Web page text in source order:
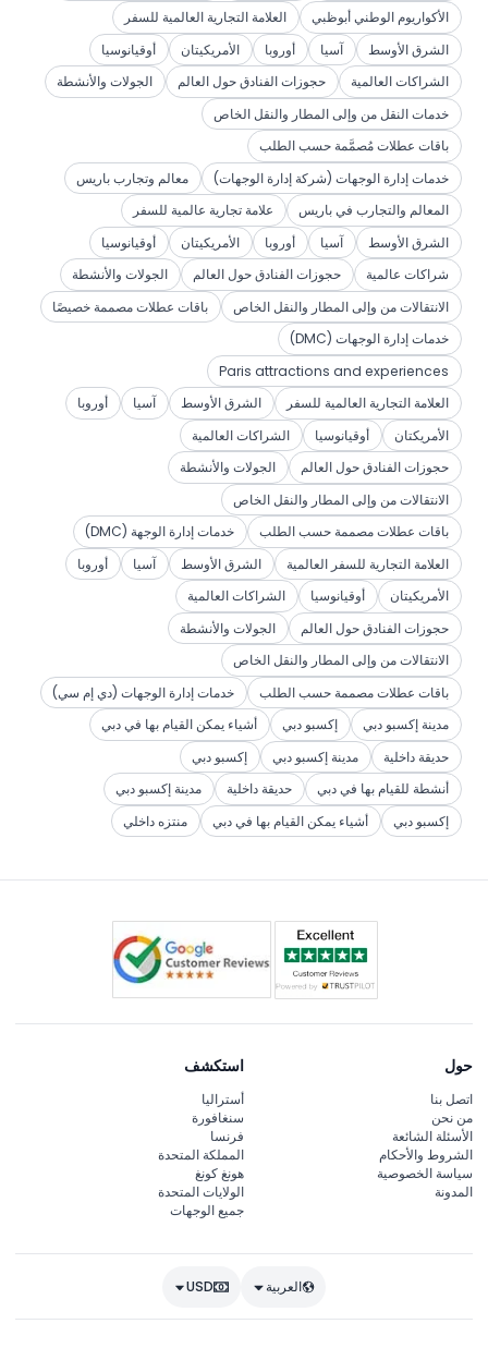
الأكواريوم الوطني أبوظبي
العلامة التجارية العالمية للسفر
الشرق الأوسط
آسيا أوروبا الأمريكيتان
أوقيانوسيا
الشراكات العالمية
حجوزات الفنادق حول العالم
الجولات والأنشطة
خدمات النقل من وإلى المطار والنقل الخاص
باقات عطلات مُصمَّمة حسب الطلب
خدمات إدارة الوجهات (شركة إدارة الوجهات)
معالم وتجارب باريس
المعالم والتجارب في باريس
علامة تجارية عالمية للسفر
الشرق الأوسط
آسيا أوروبا الأمريكيتان
أوقيانوسيا
شراكات عالمية
حجوزات الفنادق حول العالم
الجولات والأنشطة
الانتقالات من وإلى المطار والنقل الخاص
باقات عطلات مصممة خصيصًا
خدمات إدارة الوجهات (DMC)
Paris attractions and experiences
العلامة التجارية العالمية للسفر
الشرق الأوسط آسيا
أوروبا
الأمريكتان
أوقيانوسيا
الشراكات العالمية
حجوزات الفنادق حول العالم
الجولات والأنشطة
الانتقالات من وإلى المطار والنقل الخاص
باقات عطلات مصممة حسب الطلب
خدمات إدارة الوجهة (DMC)
العلامة التجارية للسفر العالمية
الشرق الأوسط آسيا
أوروبا
الأمريكيتان
أوقيانوسيا
الشراكات العالمية
حجوزات الفنادق حول العالم
الجولات والأنشطة
الانتقالات من وإلى المطار والنقل الخاص
باقات عطلات مصممة حسب الطلب
خدمات إدارة الوجهات (دي إم سي)
مدينة إكسبو دبي
إكسبو دبي
أشياء يمكن القيام بها في دبي
حديقة داخلية
مدينة إكسبو دبي
إكسبو دبي
أنشطة للقيام بها في دبي
حديقة داخلية
مدينة إكسبو دبي
إكسبو دبي
أشياء يمكن القيام بها في دبي منتزه داخلي
حول
اتصل بنا
من نحن
الأسئلة الشائعة
الشروط والأحكام
سياسة الخصوصية
المدونة
استكشف
أستراليا
سنغافورة
فرنسا
المملكة المتحدة
هونغ كونغ
الولايات المتحدة
جميع الوجهات
العربية USD